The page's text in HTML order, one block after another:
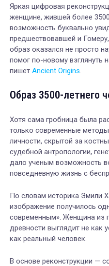
Яркая цифровая
женщине, жившей более
возможность буквально
предшествовавшей и
образ оказался не просто
помог по-новому взглянуть
пишет Ancient Origins.
Образ 3500-летнего
Хотя сама гробница была
только современные
личности, скрытой за
судебной антропологии,
дало ученым возможность
повседневную жизнь с
По словам историка Эмили
изображение получилось
современным». Женщина из
древности выглядит не как
как реальный человек.
В основе реконструкции —